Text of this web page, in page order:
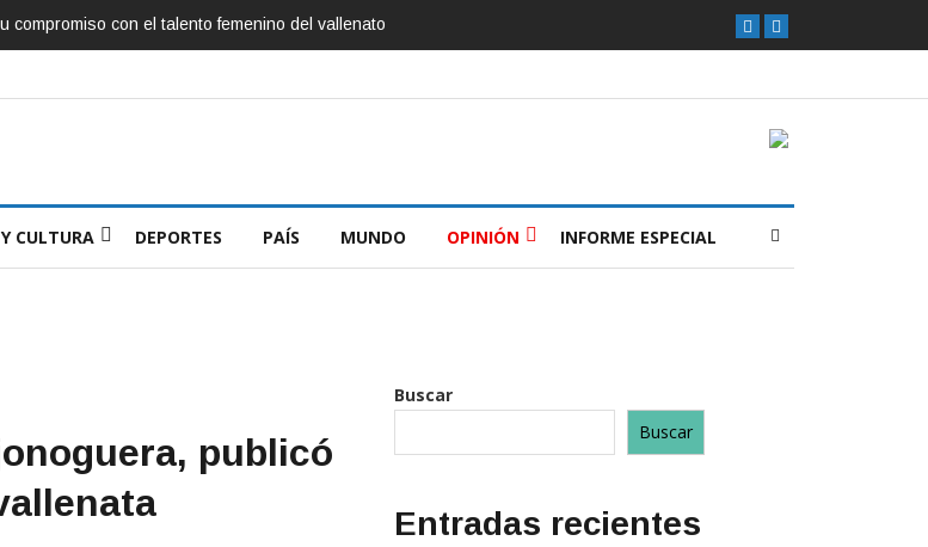
compromiso con el talento femenino del vallenato
CULTURA DEPORTES PAÍS MUNDO OPINIÓN INFORME ESPECIAL
publicó
Buscar
Buscar
Entradas recientes